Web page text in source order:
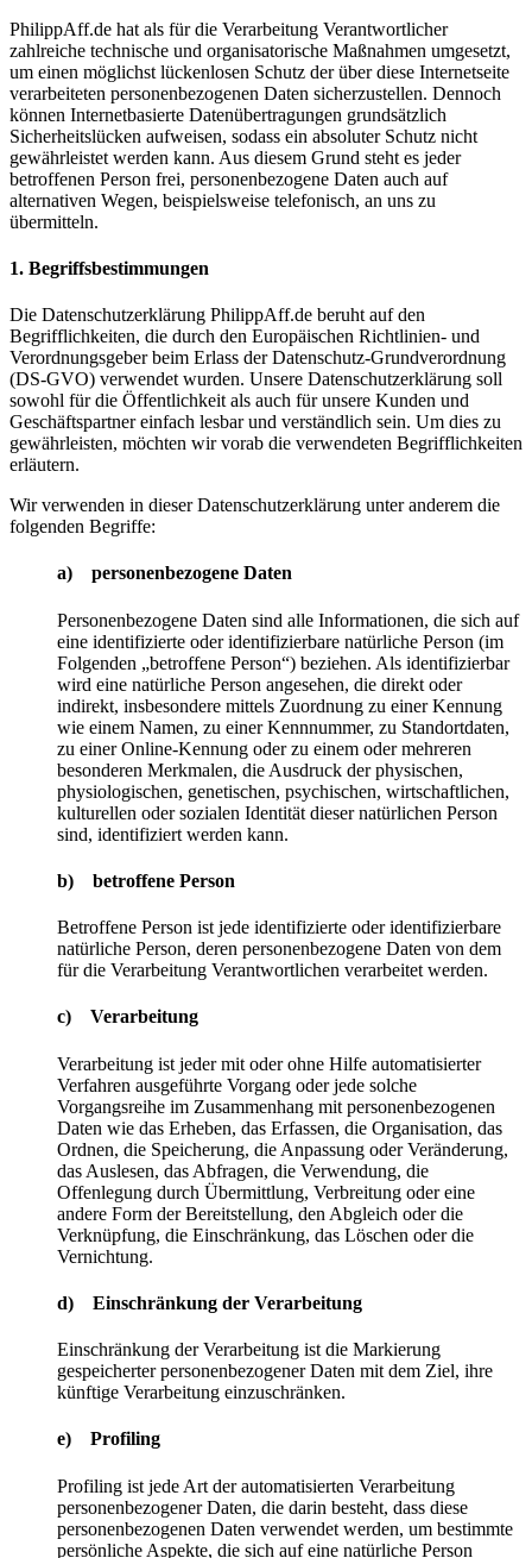
PhilippAff.de hat als für die Verarbeitung Verantwortlicher
zahlreiche technische und organisatorische Maßnahmen umgesetzt,
um einen möglichst lückenlosen Schutz der über diese Internetseite
verarbeiteten personenbezogenen Daten sicherzustellen. Dennoch
können Internetbasierte Datenübertragungen grundsätzlich
Sicherheitslücken aufweisen, sodass ein absoluter Schutz nicht
gewährleistet werden kann. Aus diesem Grund steht es jeder
betroffenen Person frei, personenbezogene Daten auch auf
alternativen Wegen, beispielsweise telefonisch, an uns zu
übermitteln.
1. Begriffsbestimmungen
Die Datenschutzerklärung PhilippAff.de beruht auf den
Begrifflichkeiten, die durch den Europäischen Richtlinien- und
Verordnungsgeber beim Erlass der Datenschutz-Grundverordnung
(DS-GVO) verwendet wurden. Unsere Datenschutzerklärung soll
sowohl für die Öffentlichkeit als auch für unsere Kunden und
Geschäftspartner einfach lesbar und verständlich sein. Um dies zu
gewährleisten, möchten wir vorab die verwendeten Begrifflichkeiten
erläutern.
Wir verwenden in dieser Datenschutzerklärung unter anderem die
folgenden Begriffe:
a) personenbezogene Daten
Personenbezogene Daten sind alle Informationen, die sich auf
eine identifizierte oder identifizierbare natürliche Person (im
Folgenden „betroffene Person“) beziehen. Als identifizierbar
wird eine natürliche Person angesehen, die direkt oder
indirekt, insbesondere mittels Zuordnung zu einer Kennung
wie einem Namen, zu einer Kennnummer, zu Standortdaten,
zu einer Online-Kennung oder zu einem oder mehreren
besonderen Merkmalen, die Ausdruck der physischen,
physiologischen, genetischen, psychischen, wirtschaftlichen,
kulturellen oder sozialen Identität dieser natürlichen Person
sind, identifiziert werden kann.
b) betroffene Person
Betroffene Person ist jede identifizierte oder identifizierbare
natürliche Person, deren personenbezogene Daten von dem
für die Verarbeitung Verantwortlichen verarbeitet werden.
c) Verarbeitung
Verarbeitung ist jeder mit oder ohne Hilfe automatisierter
Verfahren ausgeführte Vorgang oder jede solche
Vorgangsreihe im Zusammenhang mit personenbezogenen
Daten wie das Erheben, das Erfassen, die Organisation, das
Ordnen, die Speicherung, die Anpassung oder Veränderung,
das Auslesen, das Abfragen, die Verwendung, die
Offenlegung durch Übermittlung, Verbreitung oder eine
andere Form der Bereitstellung, den Abgleich oder die
Verknüpfung, die Einschränkung, das Löschen oder die
Vernichtung.
d) Einschränkung der Verarbeitung
Einschränkung der Verarbeitung ist die Markierung
gespeicherter personenbezogener Daten mit dem Ziel, ihre
künftige Verarbeitung einzuschränken.
e) Profiling
Profiling ist jede Art der automatisierten Verarbeitung
personenbezogener Daten, die darin besteht, dass diese
personenbezogenen Daten verwendet werden, um bestimmte
persönliche Aspekte, die sich auf eine natürliche Person